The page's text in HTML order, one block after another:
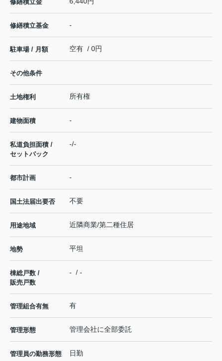
修繕積立金
修繕積立基金 -
駐車場 / 月額 空有 / 0円
その他条件
土地権利 所有権
建物面積 -
私道負担面積 /
セットバック
-/-
都市計画 -
国土法届出要否 不要
用途地域 近隣商業/第二種住居
地勢 平坦
棟総戸数 /
販売戸数
- / -
管理組合有無 有
管理形態 管理会社に全部委託
管理員の勤務形態 日勤